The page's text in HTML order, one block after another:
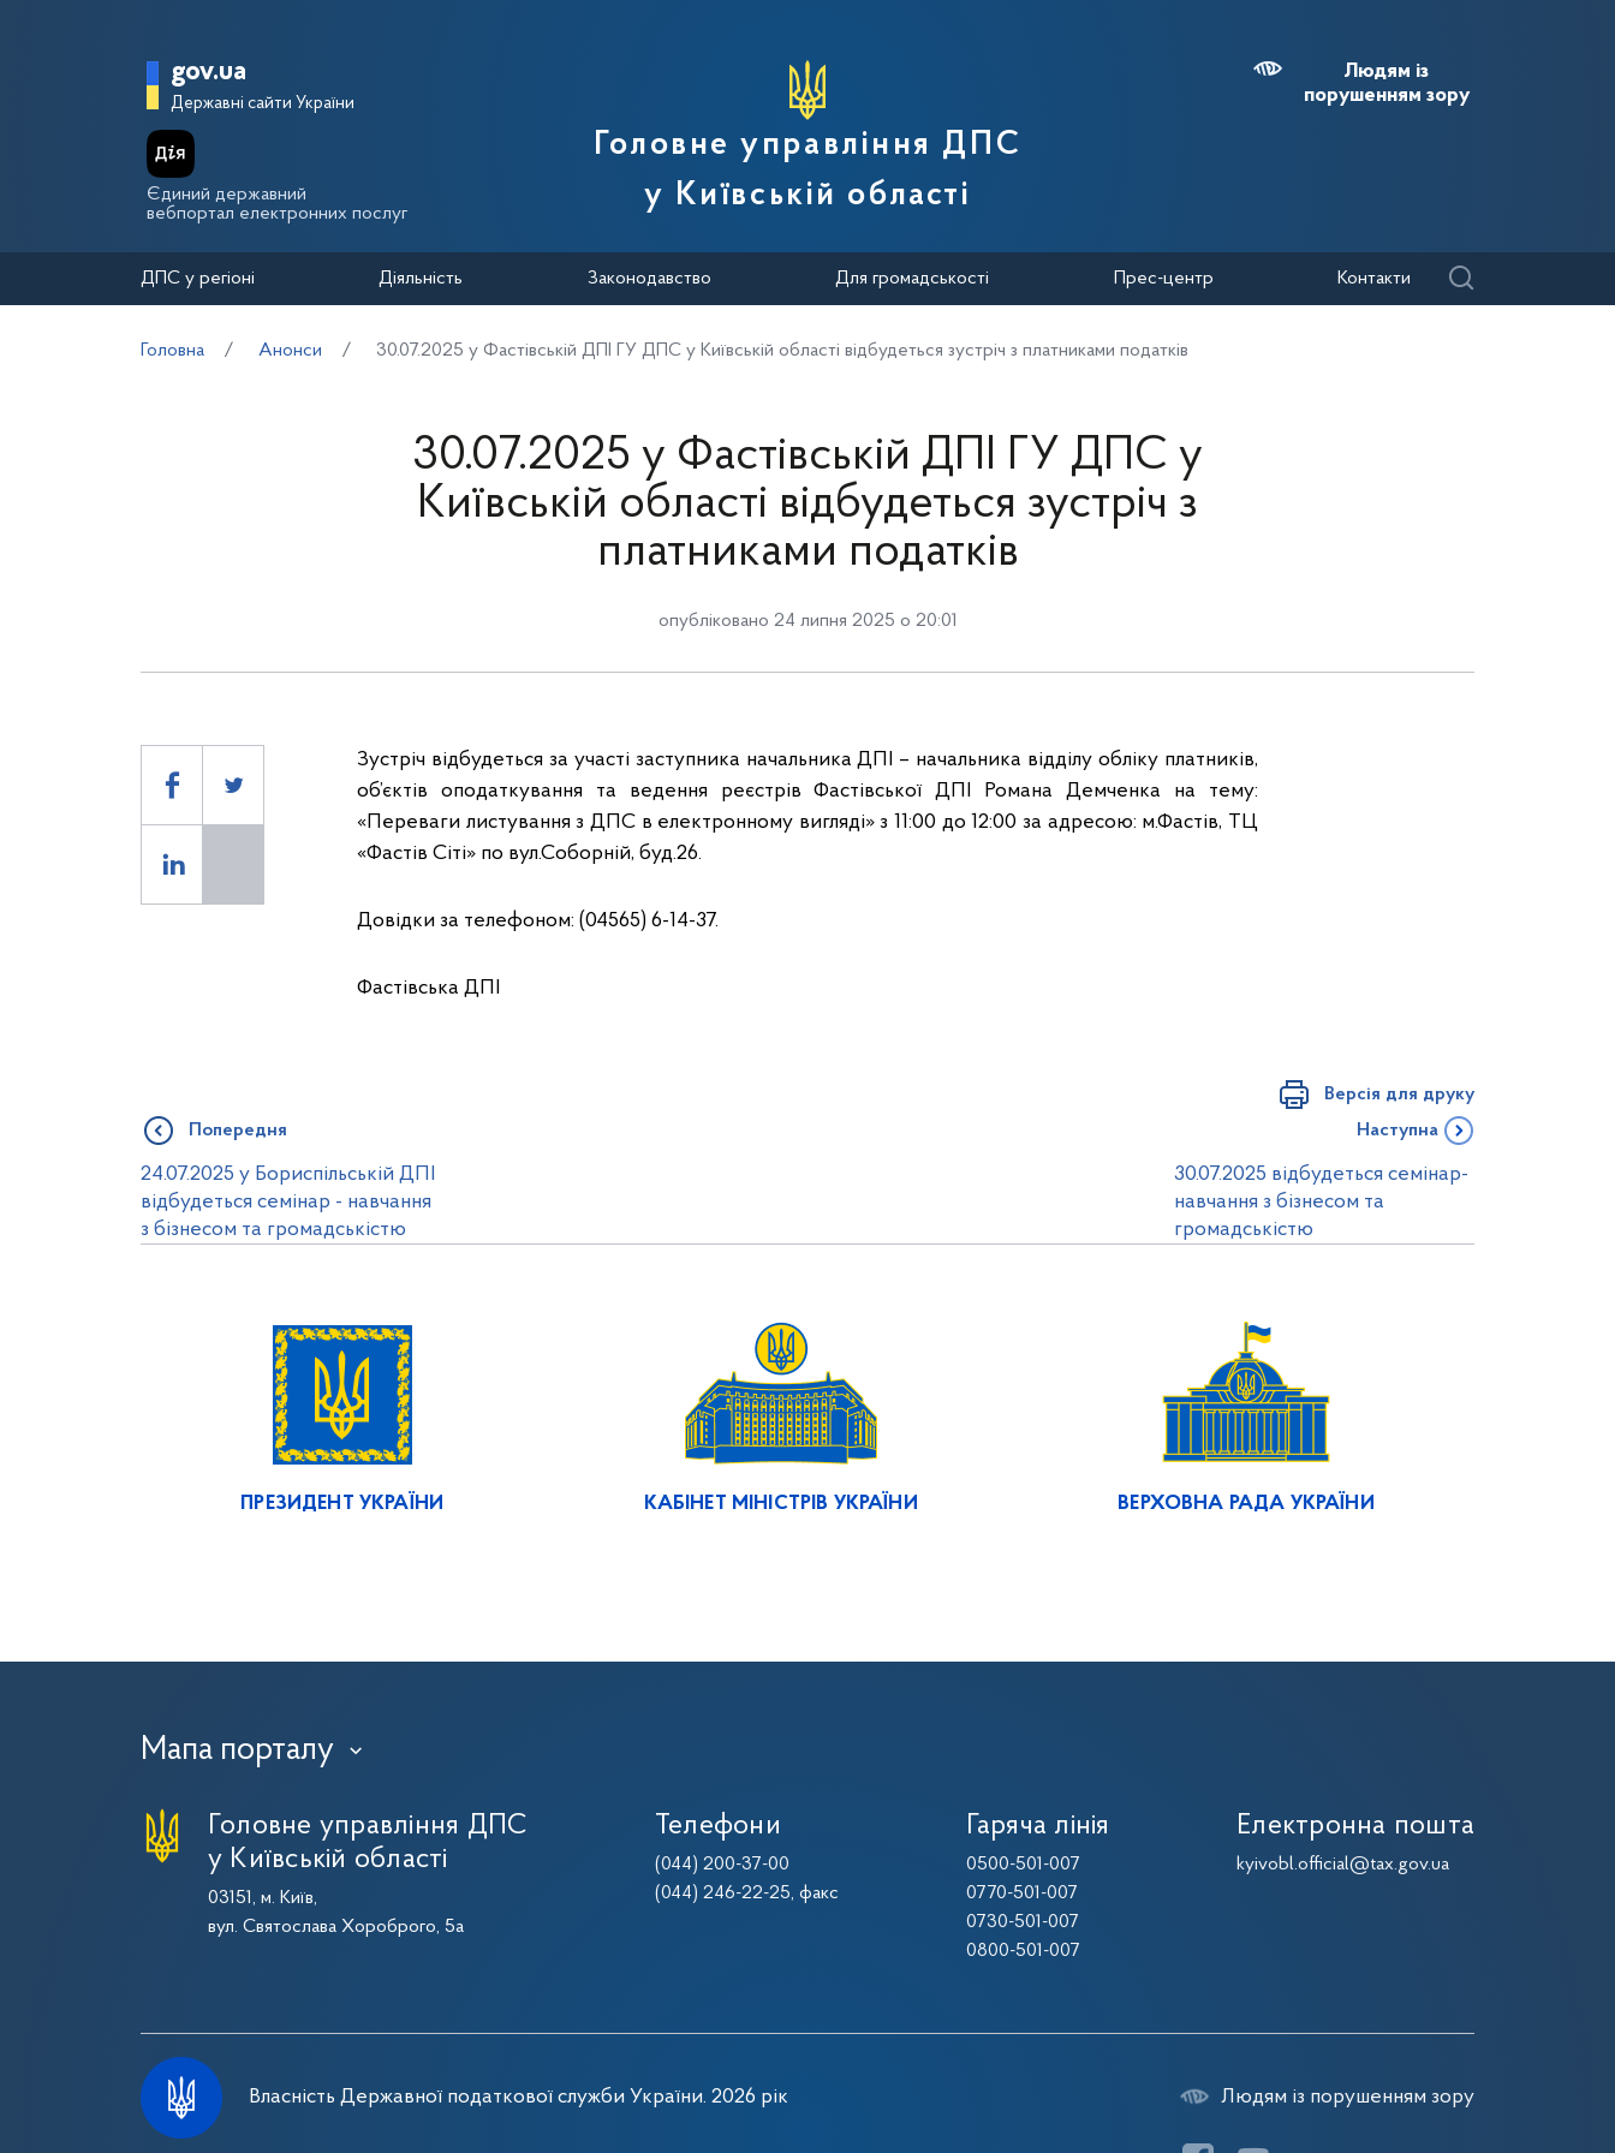
Головна сторінка Державної податкової служби України
gov.ua
Державні сайти України
Єдиний державний
вебпортал електронних послуг
Головне управління ДПС
у Київській області
Людям із
порушенням зору
ДПС у регіоні Діяльність Законодавство Для громадськості Прес-центр Контакти
Головна Анонси 30.07.2025 у Фастівській ДПІ ГУ ДПС у Київській області відбудеться зустріч з платниками податків
30.07.2025 у Фастівській ДПІ ГУ ДПС у
Київській області відбудеться зустріч з
платниками податків
опубліковано 24 липня 2025 о 20:01
Зустріч відбудеться за участі заступника начальника ДПІ – начальника відділу обліку платників,
об’єктів оподаткування та ведення реєстрів Фастівської ДПІ Романа Демченка на тему:
«Переваги листування з ДПС в електронному вигляді» з 11:00 до 12:00 за адресою: м.Фастів, ТЦ
«Фастів Сіті» по вул.Соборній, буд.26.
Довідки за телефоном: (04565) 6-14-37.
Фастівська ДПІ
Версія для друку
Попередня
24.07.2025 у Бориспільській ДПІ
відбудеться семінар - навчання
з бізнесом та громадськістю
Наступна
30.07.2025 відбудеться семінар-
навчання з бізнесом та
громадськістю
ПРЕЗИДЕНТ УКРАЇНИ КАБІНЕТ МІНІСТРІВ УКРАЇНИ ВЕРХОВНА РАДА УКРАЇНИ
Мапа порталу ›
Головне управління ДПС
у Київській області
03151, м. Київ,
вул. Святослава Хороброго, 5а
Телефони
(044) 200-37-00
(044) 246-22-25, факс
Гаряча лінія
0500-501-007
0770-501-007
0730-501-007
0800-501-007
Електронна пошта
kyivobl.official@tax.gov.ua
Власність Державної податкової служби України. 2026 рік Людям із порушенням зору